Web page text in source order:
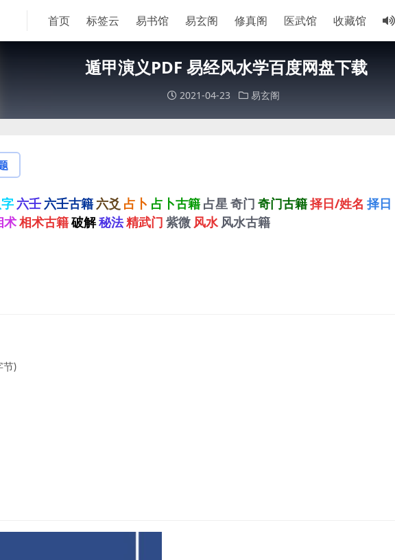
首页 标签云 易书馆 易玄阁 修真阁 医武馆 收藏馆
遁甲演义PDF 易经风水学百度网盘下载
2021-04-23 易玄阁
六壬 六壬古籍 六爻 占卜 占卜古籍 占星奇门 奇门古籍择日/姓名 择日
术相术古籍破解秘法精武门 紫微 风水 风水古籍
节)